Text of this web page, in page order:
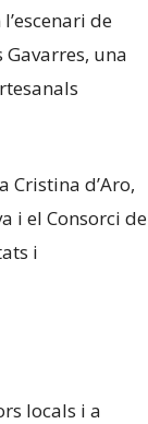
de
una
Cristina d’Aro,
i el Consorci de
i
locals i a